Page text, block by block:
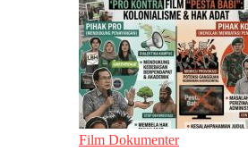
Film Dokumenter